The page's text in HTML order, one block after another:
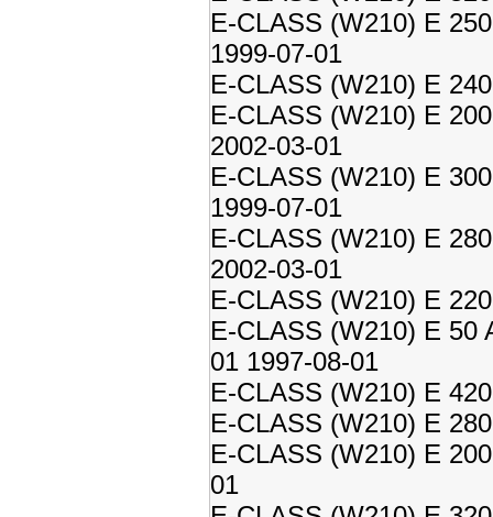
E-CLASS (W210) E
1999-07-01
E-CLASS (W210) E
E-CLASS (W210) E
2002-03-01
E-CLASS (W210) E
1999-07-01
E-CLASS (W210) E
2002-03-01
E-CLASS (W210) E
E-CLASS (W210) E 50
01 1997-08-01
E-CLASS (W210) E
E-CLASS (W210) E
E-CLASS (W210) E
01